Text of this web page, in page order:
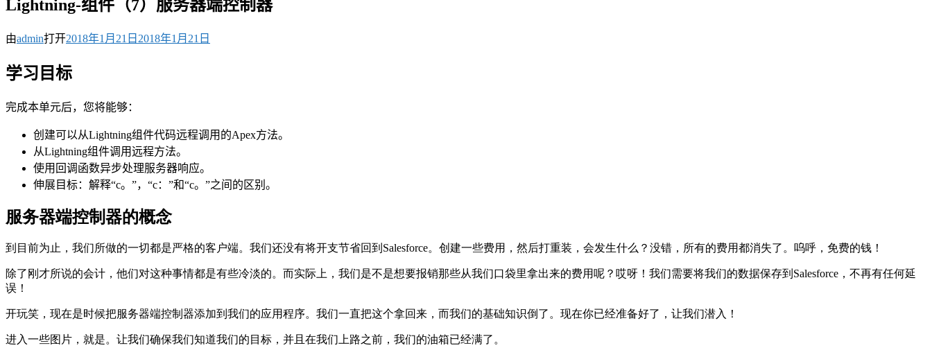
Lightning-组件（7）服务器端控制器
由admin打开2018年1月21日 2018年1月21日
学习目标
完成本单元后，您将能够：
创建可以从Lightning组件代码远程调用的Apex方法。
从Lightning组件调用远程方法。
使用回调函数异步处理服务器响应。
伸展目标：解释“c。”，“c：”和“c。”之间的区别。
服务器端控制器的概念
到目前为止，我们所做的一切都是严格的客户端。我们还没有将开支节省回到Salesforce。创建一些费用，然后打重装，会发生什么？没错，所有的费用都消失了。呜呼，免费的钱！
除了刚才所说的会计，他们对这种事情都是有些冷淡的。而实际上，我们是不是想要报销那些从我们口袋里拿出来的费用呢？哎呀！我们需要将我们的数据保存到Salesforce，不再有任何延
误！
开玩笑，现在是时候把服务器端控制器添加到我们的应用程序。我们一直把这个拿回来，而我们的基础知识倒了。现在你已经准备好了，让我们潜入！
进入一些图片，就是。让我们确保我们知道我们的目标，并且在我们上路之前，我们的油箱已经满了。